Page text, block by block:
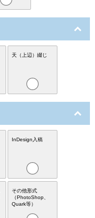
天（上辺）綴じ
InDesign入稿
その他形式
（PhotoShop、
Quark等）